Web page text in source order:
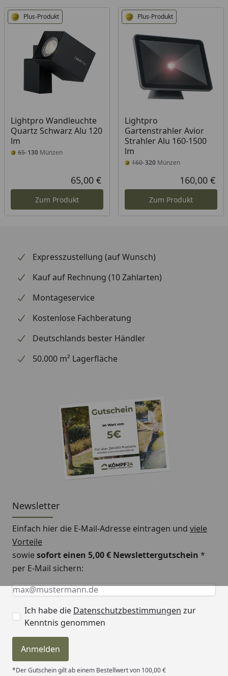
Plus-Produkt
Lightpro Wandleuchte
Quartz Schwarz Alu 120
lm
65130 Münzen
Aktueller Preis
65,00 €
Zum Produkt
Plus-Produkt
Lightpro
Gartenstrahler Avior
Strahler Alu 160-1500
lm
160320Münzen
160,00 €
Zum Produkt
Expresszustellung (auf Wunsch)
Kauf auf Rechnung (10 Zahlarten)
Montageservice
Kostenlose Fachberatung
Deutschlands bester Händler
50.000 m² Lagerfläche
Newsletter
Einfach hier die E-Mail-Adresse eintragen und viele
Vorteile
sowiesofort einen 5,00 € Newslettergutschein *
per E-Mail sichern:
Keine Eingabe erforderlich
Eingabe erforderlich
E-Mail *
Ich habe die Datenschutzbestimmungen zur
Kenntnis genommen
Anmelden
*Der Gutschein gilt ab einem Bestellwert von 100,00 €